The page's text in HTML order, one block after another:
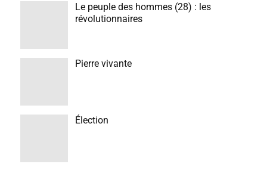
Le peuple des hommes (28) : les
révolutionnaires
Pierre vivante
Élection